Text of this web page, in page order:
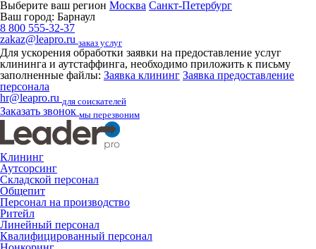
Выберите ваш регион Москва Санкт-Петербург
Ваш город: Барнаул
8 800 555-32-37
zakaz@leapro.ru заказ услуг
Для ускорения обработки заявки на предоставление услуг
клининга и аутстаффинга, необходимо приложить к письму
заполненные файлы: Заявка клининг Заявка предоставление
персонала
hr@leapro.ru для соискателей
Заказать звонок мы перезвоним
Клининг
Аутсорсинг
Складской персонал
Общепит
Персонал на производство
Ритейл
Линейный персонал
Квалифицированный персонал